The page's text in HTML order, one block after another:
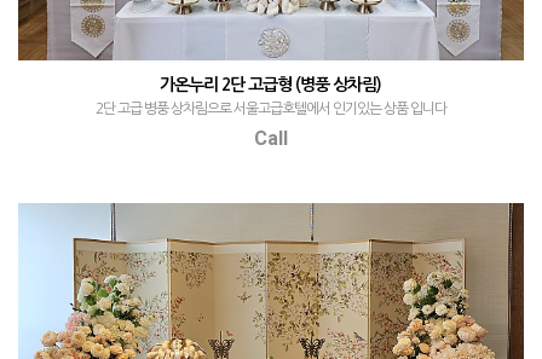
가온누리 2단 고급형 (병풍 상차림)
2단 고급 병풍 상차림으로 서울고급호텔에서 인기있는 상품 입니다
Call